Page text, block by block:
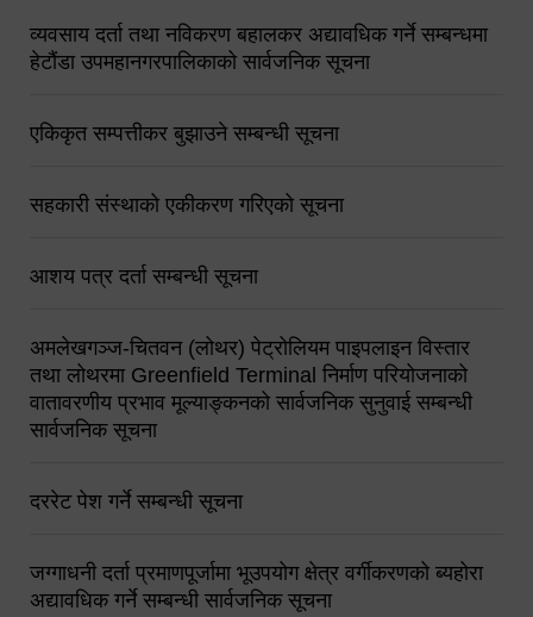
व्यवसाय दर्ता तथा नविकरण बहालकर अद्यावधिक गर्ने सम्बन्धमा
हेटौंडा उपमहानगरपालिकाको सार्वजनिक सूचना
एकिकृत सम्पत्तीकर बुझाउने सम्बन्धी सूचना
सहकारी संस्थाको एकीकरण गरिएको सूचना
आशय पत्र दर्ता सम्बन्धी सूचना
अमलेखगञ्ज-चितवन (लोथर) पेट्रोलियम पाइपलाइन विस्तार
तथा लोथरमा Greenfield Terminal निर्माण परियोजनाको
वातावरणीय प्रभाव मूल्याङ्कनको सार्वजनिक सुनुवाई सम्बन्धी
सार्वजनिक सूचना
दररेट पेश गर्ने सम्बन्धी सूचना
जग्गाधनी दर्ता प्रमाणपूर्जामा भूउपयोग क्षेत्र वर्गीकरणको ब्यहोरा
अद्यावधिक गर्ने सम्बन्धी सार्वजनिक सूचना